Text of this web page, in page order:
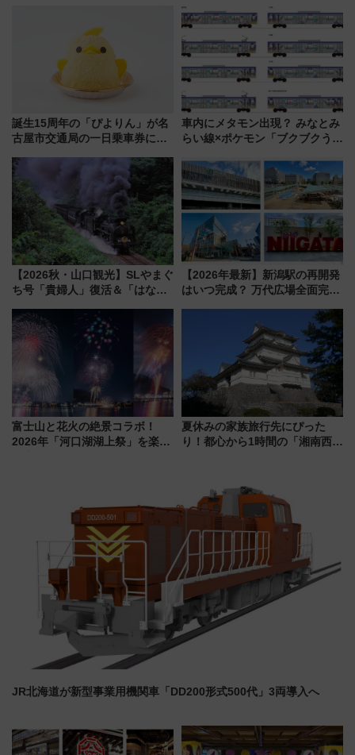
誕生15周年の「ぴよりん」が名
古屋市交通局の一日乗車券に！
定1万5000枚】
車内にメタモン出現？ みなとみ
らい線×ポケモン「ブクブクうみ
行開始に！ この夏は直通列車で
横浜へ！
【2026秋・山口観光】SLやまぐ
ち号「貴婦人」復活＆「はなあ
注目観光列車まとめ きっぷの取
り方は？
【2026年最新】新潟駅の再開発
はいつ完成？ 万代広場全面完成
開発、バスタ新潟構想まで徹底
富士山と花火の絶景コラボ！
2026年「河口湖湖上祭」を楽し
夏休みの家族旅行先にぴった
り！都心から1時間の「湘南西エ
注目スポット
JR北海道が新型事業用機関車「DD200形式500代」3両導入へ